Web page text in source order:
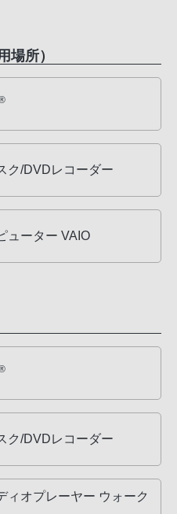
場所）
ク/DVDレコーダー
ューター VAIO
ク/DVDレコーダー
ィオプレーヤー ウォーク